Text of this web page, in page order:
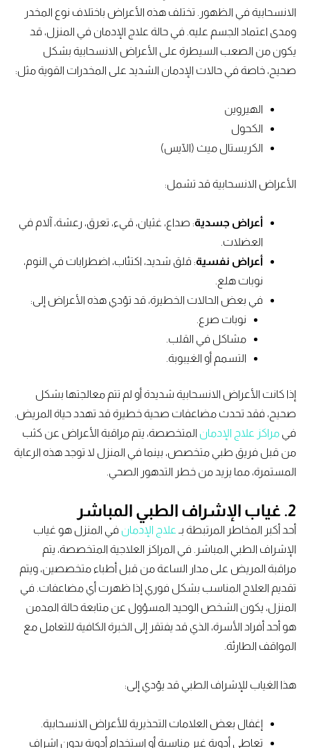
الانسحابية في الظهور. تختلف هذه الأعراض باختلاف نوع المخدر
ومدى اعتماد الجسم عليه. في حالة علاج الإدمان في المنزل، قد
يكون من الصعب السيطرة على الأعراض الانسحابية بشكل
صحيح، خاصة في حالات الإدمان الشديد على المخدرات القوية مثل:
الهيروين
الكحول
الكريستال ميث (الآيس)
الأعراض الانسحابية قد تشمل:
أعراض جسدية: صداع، غثيان، قيء، تعرق، رعشة، آلام في
العضلات.
أعراض نفسية: قلق شديد، اكتئاب، اضطرابات في النوم،
نوبات هلع.
في بعض الحالات الخطيرة، قد تؤدي هذه الأعراض إلى:
نوبات صرع.
مشاكل في القلب.
التسمم أو الغيبوبة.
إذا كانت الأعراض الانسحابية شديدة أو لم تتم معالجتها بشكل
صحيح، فقد تحدث مضاعفات صحية خطيرة قد تهدد حياة المريض.
في
مراكز علاج الإدمانالمتخصصة، يتم مراقبة الأعراض عن كثب
من قبل فريق طبي متخصص، بينما في المنزل لا توجد هذه الرعاية
المستمرة، مما يزيد من خطر التدهور الصحي.
2. غياب الإشراف الطبي المباشر
أحد أكبر المخاطر المرتبطة بـ علاج الإدمانفي المنزل هو غياب
الإشراف الطبي المباشر. في المراكز العلاجية المتخصصة، يتم
مراقبة المريض على مدار الساعة من قبل أطباء متخصصين، ويتم
تقديم العلاج المناسب بشكل فوري إذا ظهرت أي مضاعفات. في
المنزل، يكون الشخص الوحيد المسؤول عن متابعة حالة المدمن
هو أحد أفراد الأسرة، الذي قد يفتقر إلى الخبرة الكافية للتعامل مع
المواقف الطارئة.
هذا الغياب للإشراف الطبي قد يؤدي إلى:
إغفال بعض العلامات التحذيرية للأعراض الانسحابية.
تعاطي أدوية غير مناسبة أو استخدام أدوية بدون إشراف